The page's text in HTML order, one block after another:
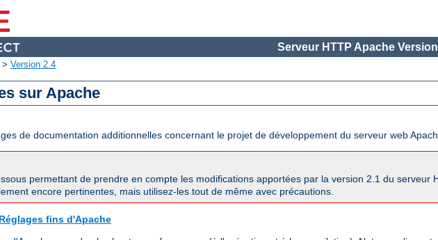
Serveur HTTP Apache
> Version 2.4
sur Apache
de documentation additionnelles concernant le projet de développement du serveur web
permettant de prendre en compte les modifications apportées par la version 2.1 du serveur
encore pertinentes, mais utilisez-les tout de même avec précautions.
fins d'Apache